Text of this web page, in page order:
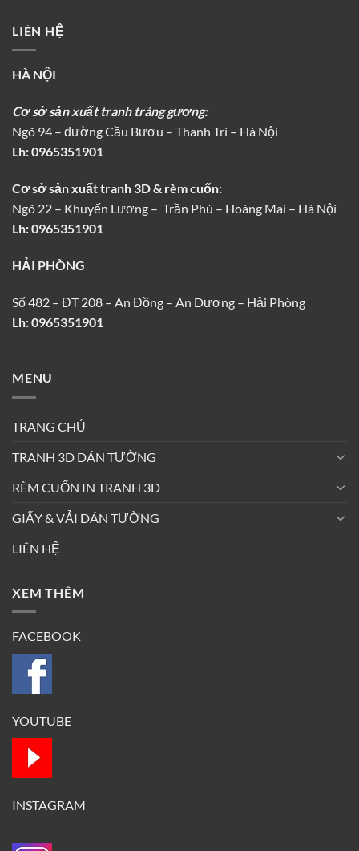
LIÊN HỆ
HÀ NỘI
Cơ sở sản xuất tranh tráng gương:
Ngõ 94 – đường Cầu Bươu – Thanh Trì – Hà Nội
Lh:0965351901
Cơ sở sản xuất tranh 3D & rèm cuốn:
Ngõ 22 – Khuyến Lương – Trần Phú – Hoàng Mai – Hà Nội
Lh: 0965351901
HẢI PHÒNG
Số 482 – ĐT 208 – An Đồng – An Dương – Hải Phòng
Lh: 0965351901
MENU
TRANG CHỦ
TRANH 3D DÁN TƯỜNG
RÈM CUỐN IN TRANH 3D
GIẤY & VẢI DÁN TƯỜNG
LIÊN HỆ
XEM THÊM
FACEBOOK
YOUTUBE
INSTAGRAM